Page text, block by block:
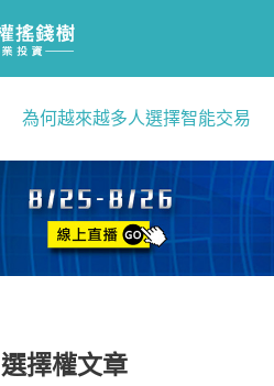
為何越來越多人選擇智能交易
選擇權文章